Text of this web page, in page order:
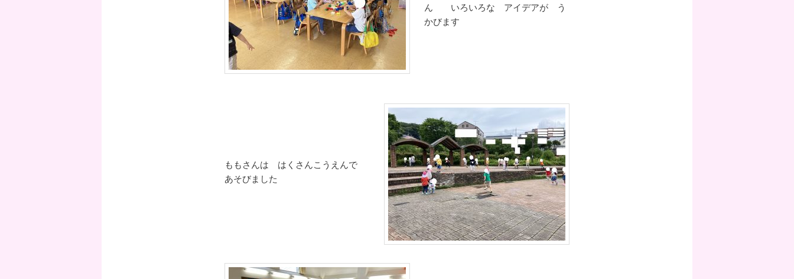
ん いろいろな アイデアが う
かびます
ももさんは はくさんこうえんで
あそびました